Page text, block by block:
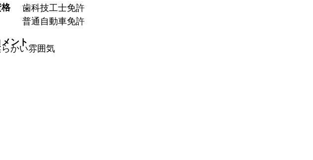
歯科技工士免許
普通自動車免許
メント
かい雰囲気